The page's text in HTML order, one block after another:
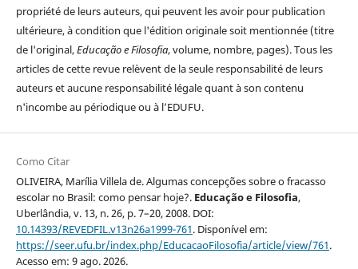
propriété de leurs auteurs, qui peuvent les avoir pour publication
ultérieure, à condition que l'édition originale soit mentionnée (titre
de l'original,Educação e Filosofia, volume, nombre, pages). Tous les
articles de cette revue relèvent de la seule responsabilité de leurs
auteurs et aucune responsabilité légale quant à son contenu
n'incombe au périodique ou à l’EDUFU.
Como Citar
OLIVEIRA, Marília Villela de. Algumas concepções sobre o fracasso
escolar no Brasil: como pensar hoje?. Educação e Filosofia,
Uberlândia, v. 13, n. 26, p. 7–20, 2008. DOI:
10.14393/REVEDFIL.v13n26a1999-761. Disponível em:
https://seer.ufu.br/index.php/EducacaoFilosofia/article/view/761.
Acesso em: 9 ago. 2026.